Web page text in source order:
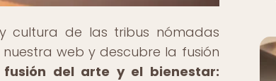
cultura de las tribus nómadas
web y descubre la fusión
fusión del arte y el bienestar: